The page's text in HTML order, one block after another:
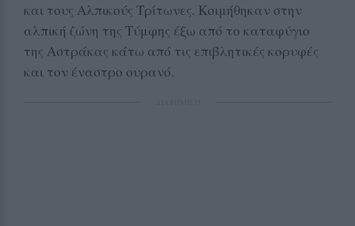
και τους Αλπικούς Τρίτωνες. Κοιμήθηκαν στην
αλπική ζώνη της Τύμφης έξω από το καταφύγιο
της Αστράκας κάτω από τις επιβλητικές κορυφές
και τον έναστρο ουρανό.